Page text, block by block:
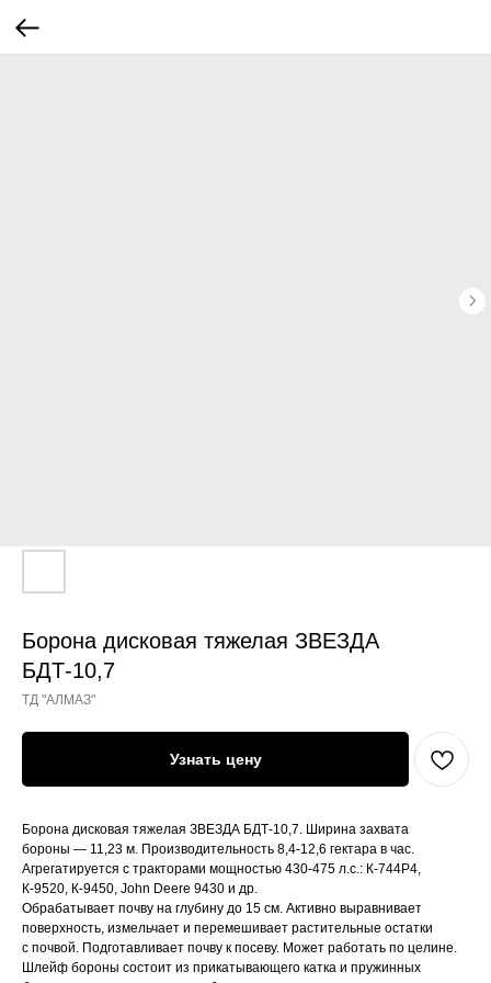
Борона дисковая тяжелая ЗВЕЗДА
БДТ-10,7
ТД "АЛМАЗ"
Узнать цену
Борона дисковая тяжелая ЗВЕЗДА БДТ-10,7. Ширина захвата
бороны — 11,23 м. Производительность 8,4-12,6 гектара в час.
Агрегатируется с тракторами мощностью 430-475 л.с.: К-744Р4,
К-9520, К-9450, John Deere 9430 и др.
Обрабатывает почву на глубину до 15 см. Активно выравнивает
поверхность, измельчает и перемешивает растительные остатки
с почвой. Подготавливает почву к посеву. Может работать по целине.
Шлейф бороны состоит из прикатывающего катка и пружинных